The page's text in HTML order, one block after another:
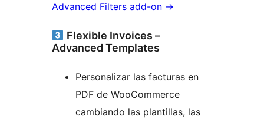
Advanced Filters add-on →
Flexible Invoices –
Advanced Templates
Personalizar las facturas en
PDF de WooCommerce
cambiando las plantillas, las